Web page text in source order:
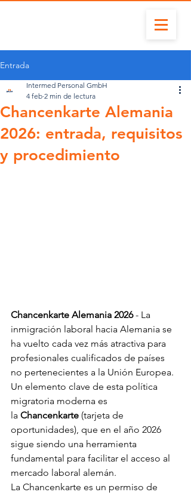
Entrada
Chancenkarte Alemania
2026: entrada, requisitos
y procedimiento
Intermed Personal GmbH
4 feb 2 min de lectura
Chancenkarte Alemania 2026 - La
inmigración laboral hacia Alemania se
ha vuelto cada vez más atractiva para
profesionales cualificados de países
no pertenecientes a la Unión Europea.
Un elemento clave de esta política
migratoria moderna es
la Chancenkarte (tarjeta de
oportunidades), que en el año 2026
sigue siendo una herramienta
fundamental para facilitar el acceso al
mercado laboral alemán.
La Chancenkarte es un permiso de